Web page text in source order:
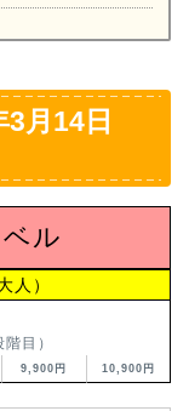
月14日
ル
人）
目）
9,900円 10,900円